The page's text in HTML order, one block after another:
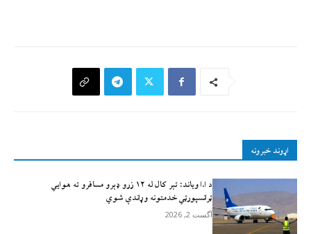
اړوند خبرونه
د ا.ا وياند: تېر کال له ۱۲ زرو ډېرو مسافرو ته هوايي
ټرانسپورټي خدمتونه وړاندې شوي
آگست 2, 2026